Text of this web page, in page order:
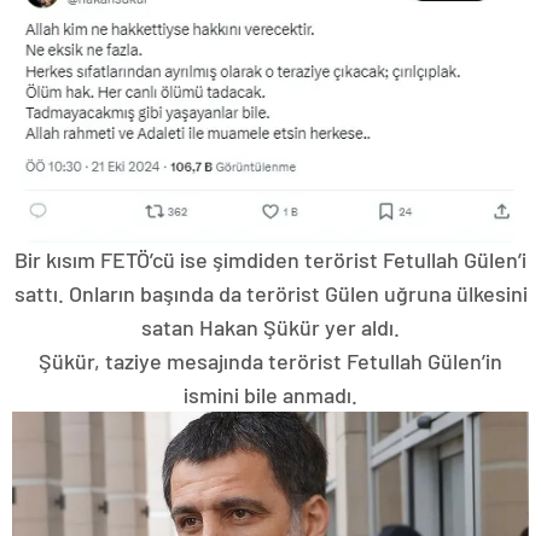
Bir kısım FETÖ’cü ise şimdiden terörist Fetullah Gülen’i
sattı. Onların başında da terörist Gülen uğruna ülkesini
satan Hakan Şükür yer aldı.
Şükür, taziye mesajında terörist Fetullah Gülen’in
ismini bile anmadı.